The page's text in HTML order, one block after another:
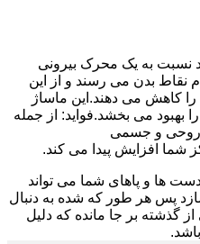
نسبت به یک محرک بیرونی
نقاط بدن می رسند و از این
را کاهش می دهند.این ماساژ
می بخشد.فواید: از جمله
روحی و جسمی
شما افزایش پیدا می کند.
ها و پاهای شما می تواند
پس هر طور که شده به دنبال
از گذشته بر جا مانده که دلیل